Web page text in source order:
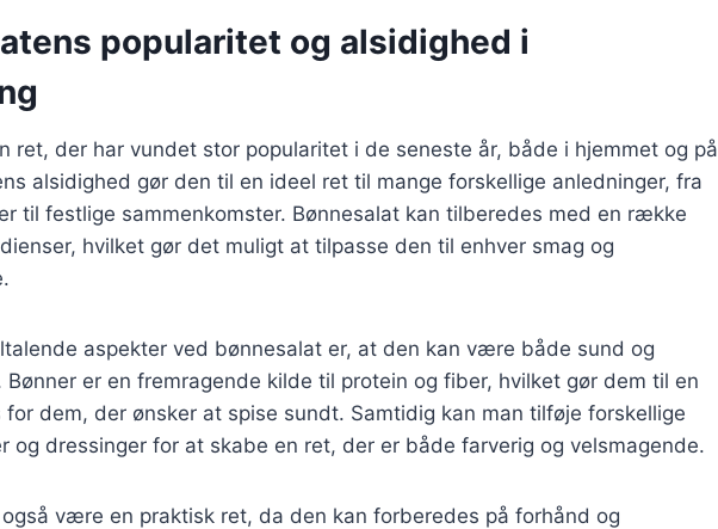
popularitet og alsidighed i
ret, der har vundet stor popularitet i de seneste år, både i hjemmet og på
alsidighed gør den til en ideel ret til mange forskellige anledninger, fra
til festlige sammenkomster. Bønnesalat kan tilberedes med en række
hvilket gør det muligt at tilpasse den til enhver smag og
aspekter ved bønnesalat er, at den kan være både sund og
er en fremragende kilde til protein og fiber, hvilket gør dem til en
for dem, der ønsker at spise sundt. Samtidig kan man tilføje forskellige
og dressinger for at skabe en ret, der er både farverig og velsmagende.
være en praktisk ret, da den kan forberedes på forhånd og